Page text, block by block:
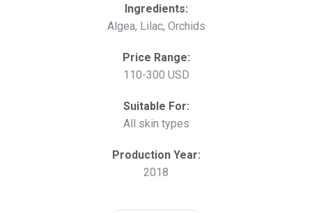
Ingredients:
Algea, Lilac, Orchids
Price Range:
110-300 USD
Suitable For:
All skin types
Production Year:
2018